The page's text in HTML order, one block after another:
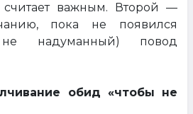
считает важным. Второй —
пока не появился
надуманный) повод
обид «чтобы не